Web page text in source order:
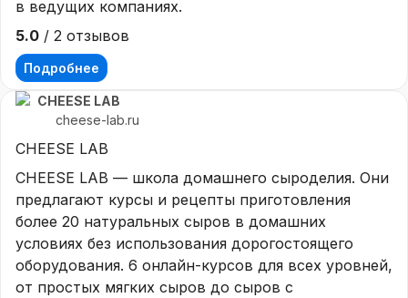
в ведущих компаниях.
5.0 / 2 отзывов
Подробнее
CHEESE LAB
cheese-lab.ru
CHEESE LAB
CHEESE LAB — школа домашнего сыроделия. Они
предлагают курсы и рецепты приготовления
более 20 натуральных сыров в домашних
условиях без использования дорогостоящего
оборудования. 6 онлайн-курсов для всех уровней,
от простых мягких сыров до сыров с